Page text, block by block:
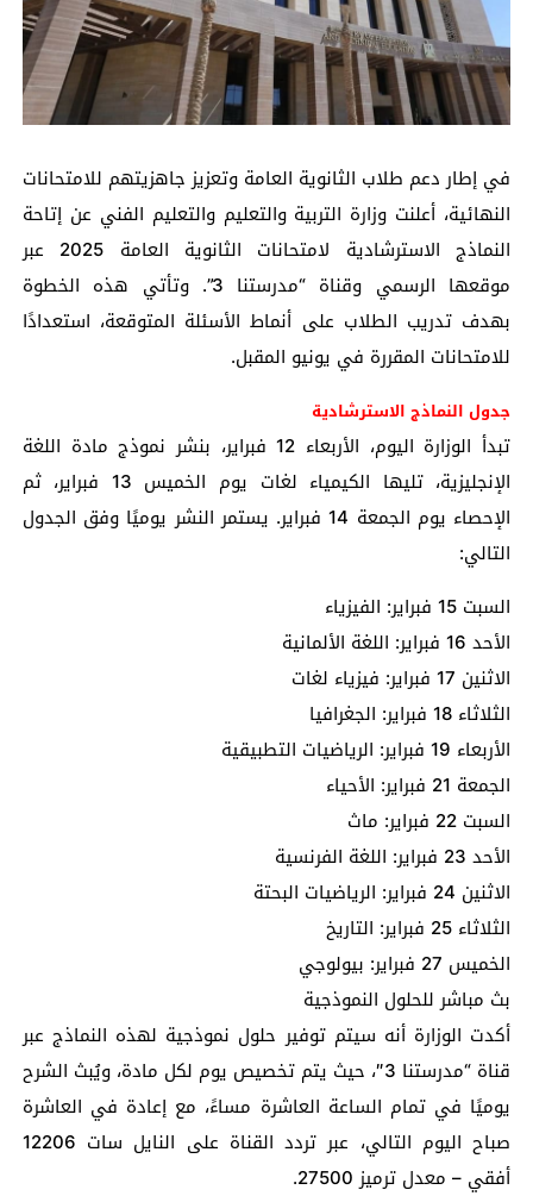
في إطار دعم طلاب الثانوية العامة وتعزيز جاهزيتهم للامتحانات
النهائية، أعلنت وزارة التربية والتعليم والتعليم الفني عن إتاحة
النماذج الاسترشادية لامتحانات الثانوية العامة 2025 عبر
موقعها الرسمي وقناة “مدرستنا 3”. وتأتي هذه الخطوة
بهدف تدريب الطلاب على أنماط الأسئلة المتوقعة، استعدادًا
للامتحانات المقررة في يونيو المقبل.
جدول النماذج الاسترشادية
تبدأ الوزارة اليوم، الأربعاء 12 فبراير، بنشر نموذج مادة اللغة
الإنجليزية، تليها الكيمياء لغات يوم الخميس 13 فبراير، ثم
الإحصاء يوم الجمعة 14 فبراير. يستمر النشر يوميًا وفق الجدول
التالي:
السبت 15 فبراير: الفيزياء
الأحد 16 فبراير: اللغة الألمانية
الاثنين 17 فبراير: فيزياء لغات
الثلاثاء 18 فبراير: الجغرافيا
الأربعاء 19 فبراير: الرياضيات التطبيقية
الجمعة 21 فبراير: الأحياء
السبت 22 فبراير: ماث
الأحد 23 فبراير: اللغة الفرنسية
الاثنين 24 فبراير: الرياضيات البحتة
الثلاثاء 25 فبراير: التاريخ
الخميس 27 فبراير: بيولوجي
بث مباشر للحلول النموذجية
أكدت الوزارة أنه سيتم توفير حلول نموذجية لهذه النماذج عبر
قناة “مدرستنا 3″، حيث يتم تخصيص يوم لكل مادة، ويُبث الشرح
يوميًا في تمام الساعة العاشرة مساءً، مع إعادة في العاشرة
صباح اليوم التالي، عبر تردد القناة على النايل سات 12206
أفقي – معدل ترميز 27500.